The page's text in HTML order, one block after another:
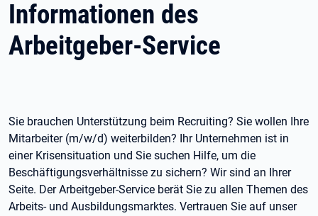
Informationen des
Arbeitgeber-Service
Sie brauchen Unterstützung beim Recruiting? Sie wollen Ihre
Mitarbeiter (m/w/d) weiterbilden? Ihr Unternehmen ist in
einer Krisensituation und Sie suchen Hilfe, um die
Beschäftigungsverhältnisse zu sichern? Wir sind an Ihrer
Seite. Der Arbeitgeber-Service berät Sie zu allen Themen des
Arbeits- und Ausbildungsmarktes. Vertrauen Sie auf unser